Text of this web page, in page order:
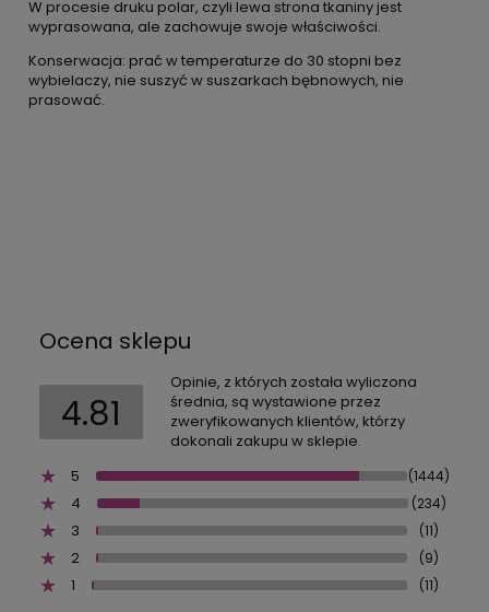
W procesie druku polar, czyli lewa strona tkaniny jest
wyprasowana, ale zachowuje swoje właściwości.
Konserwacja: prać w temperaturze do 30 stopni bez
wybielaczy, nie suszyć w suszarkach bębnowych, nie
prasować.
Ocena sklepu
4.81
Opinie, z których została wyliczona
średnia, są wystawione przez
zweryfikowanych klientów, którzy
dokonali zakupu w sklepie.
5
(1444)
4 (234)
3 (11)
2 (9)
1 (11)